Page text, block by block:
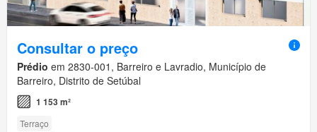
Consultar o preço
Prédio em 2830-001, Barreiro e Lavradio, Município de
Barreiro, Distrito de Setúbal
1 153 m²
Terraço